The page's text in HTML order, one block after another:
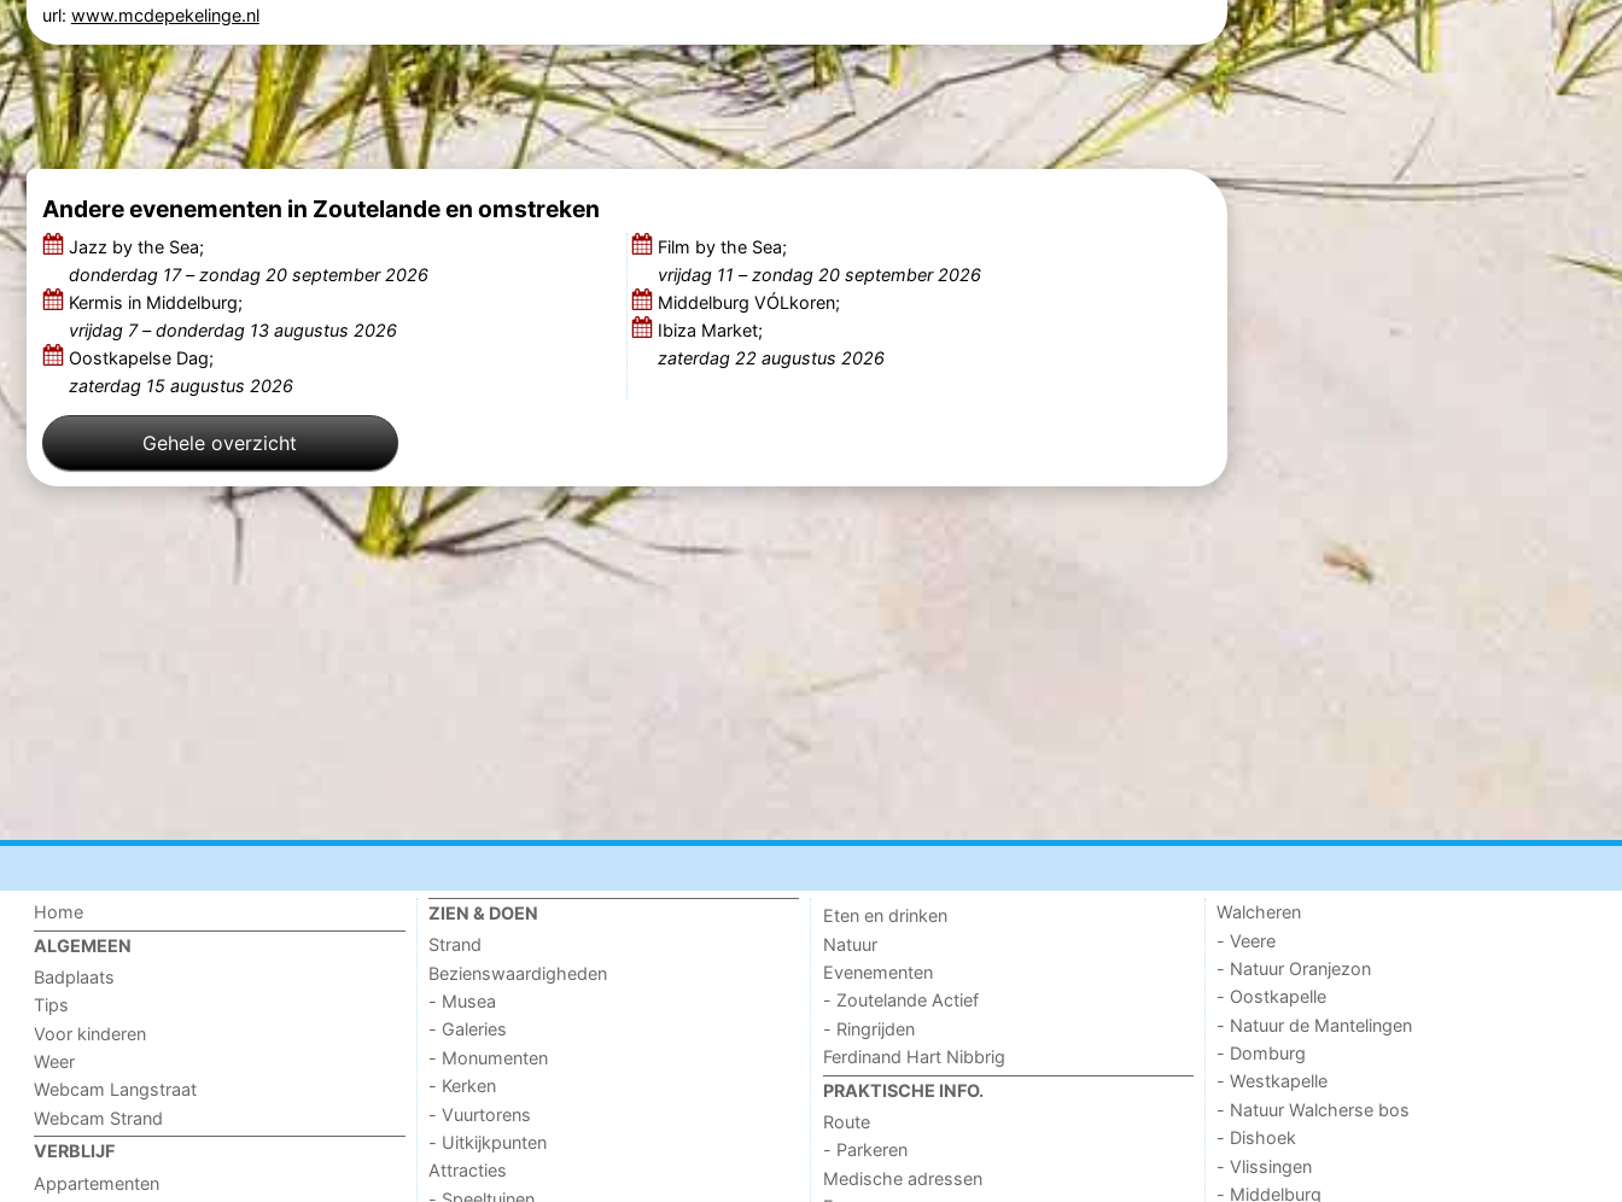
url: www.mcdepekelinge.nl
Andere evenementen in Zoutelande en omstreken
Jazz by the Sea;
donderdag 17–zondag 20 september 2026
Kermis in Middelburg;
vrijdag 7–donderdag 13 augustus 2026
Oostkapelse Dag;
zaterdag 15 augustus 2026
Film by the Sea;
vrijdag 11 –zondag 20 september 2026
Middelburg VÓLkoren;
Ibiza Market;
zaterdag 22 augustus 2026
Gehele overzicht
Home
ALGEMEEN
Badplaats
Tips
Voor kinderen
Weer
Webcam Langstraat
Webcam Strand
VERBLIJF
Appartementen
ZIEN & DOEN
Strand
Bezienswaardigheden
- Musea
- Galeries
- Monumenten
- Kerken
- Vuurtorens
- Uitkijkpunten
Attracties
Eten en drinken
Natuur
Evenementen
- Zoutelande Actief
- Ringrijden
Ferdinand Hart Nibbrig
PRAKTISCHE INFO.
Route
- Parkeren
Medische adressen
Walcheren
- Veere
- Natuur Oranjezon
- Oostkapelle
- Natuur de Mantelingen
- Domburg
- Westkapelle
- Natuur Walcherse bos
- Dishoek
- Vlissingen
- Middelburg